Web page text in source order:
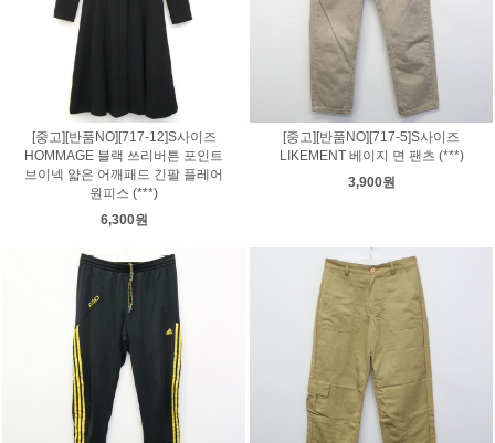
[중고][반품NO][717-12]S사이즈
HOMMAGE 블랙 쓰리버튼 포인트
브이넥 얇은 어깨패드 긴팔 플레어
원피스 (***)
6,300원
[중고][반품NO][717-5]S사이즈
LIKEMENT 베이지 면 팬츠 (***)
3,900원